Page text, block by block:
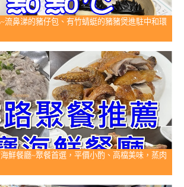
流鼻涕的豬仔包、有竹蜻蜓的豬豬煲進駐中和環
鮮餐廳~聚餐首選，平價小酌、高檔美味，蒸肉